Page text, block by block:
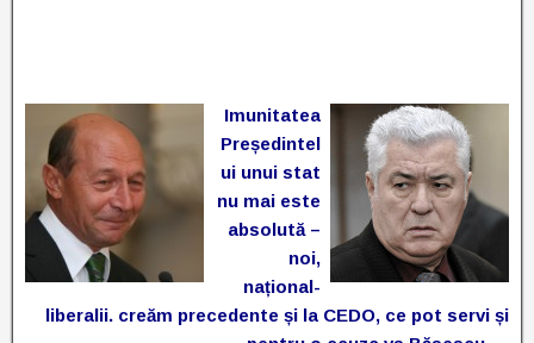
Imunitatea
Președintel
ui unui stat
nu mai este
absolută –
noi,
național-
liberalii. creăm precedente și la CEDO, ce pot servi și